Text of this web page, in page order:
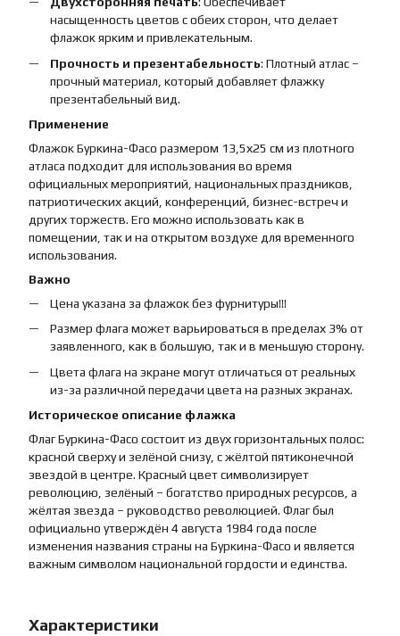
насыщенность цветов с обеих сторон, что делает
флажок ярким и привлекательным.
Прочность и презентабельность: Плотный атлас –
прочный материал, который добавляет флажку
презентабельный вид.
Применение
Флажок Буркина-Фасо размером 13,5х25 см из плотного
атласа подходит для использования во время
официальных мероприятий, национальных праздников,
патриотических акций, конференций, бизнес-встреч и
других торжеств. Его можно использовать как в
помещении, так и на открытом воздухе для временного
использования.
Важно
Цена указана за флажок без фурнитуры!!!
Размер флага может варьироваться в пределах 3% от
заявленного, как в большую, так и в меньшую сторону.
Цвета флага на экране могут отличаться от реальных
из-за различной передачи цвета на разных экранах.
Историческое описание флажка
Флаг Буркина-Фасо состоит из двух горизонтальных полос:
красной сверху и зелёной снизу, с жёлтой пятиконечной
звездой в центре. Красный цвет символизирует
революцию, зелёный – богатство природных ресурсов, а
жёлтая звезда – руководство революцией. Флаг был
официально утверждён 4 августа 1984 года после
изменения названия страны на Буркина-Фасо и является
важным символом национальной гордости и единства.
Характеристики